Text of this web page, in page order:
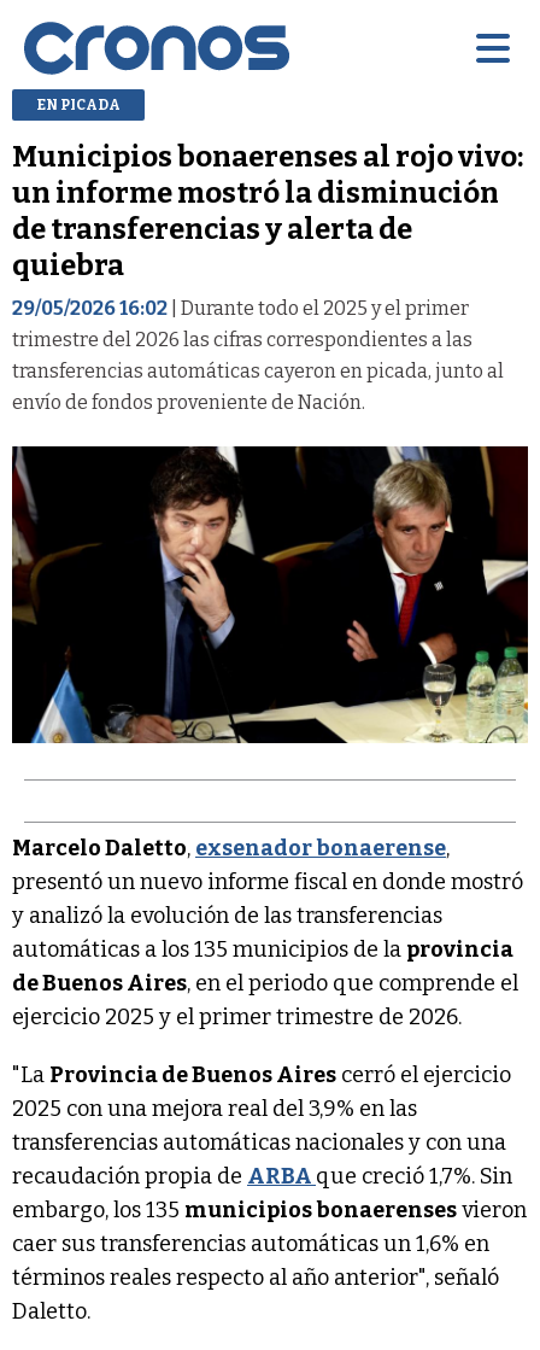
EN PICADA
Municipios bonaerenses al rojo vivo:
un informe mostró la disminución
de transferencias y alerta de
quiebra
29/05/2026 16:02 | Durante todo el 2025 y el primer
trimestre del 2026 las cifras correspondientes a las
transferencias automáticas cayeron en picada, junto al
envío de fondos proveniente de Nación.
Marcelo Daletto, exsenador bonaerense,
presentó un nuevo informe fiscal en donde mostró
y analizó la evolución de las transferencias
automáticas a los 135 municipios de la provincia
de Buenos Aires, en el periodo que comprende el
ejercicio 2025 y el primer trimestre de 2026.
"La Provincia de Buenos Aires cerró el ejercicio
2025 con una mejora real del 3,9% en las
transferencias automáticas nacionales y con una
recaudación propia de ARBA que creció 1,7%. Sin
embargo, los 135 municipios bonaerensesvieron
caer sus transferencias automáticas un 1,6% en
términos reales respecto al año anterior", señaló
Daletto.